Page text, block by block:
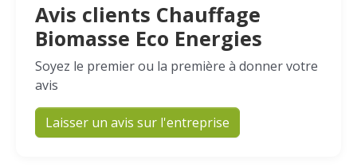
Avis clients Chauffage
Biomasse Eco Energies
Soyez le premier ou la première à donner votre
avis
Laisser un avis sur l'entreprise